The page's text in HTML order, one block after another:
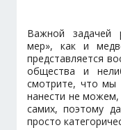
Важной задачей
мер», как и
представляется
общества и
смотрите, что мы
нанести не
самих, поэтому
просто